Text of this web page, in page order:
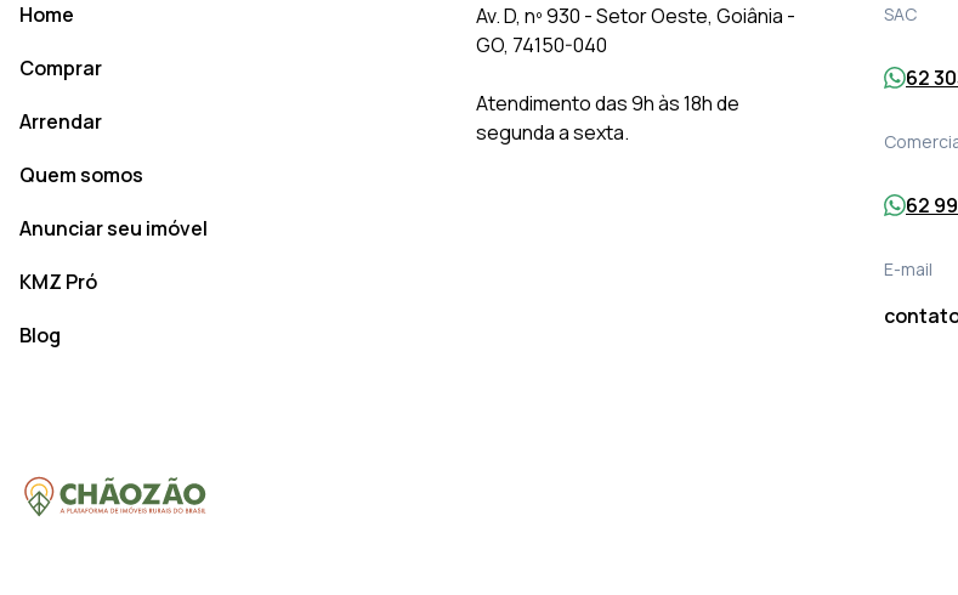
Home
Comprar
Arrendar
Quem somos
Anunciar seu imóvel
KMZ Pró
Blog
Av. D, nº 930 - Setor Oeste, Goiânia -
GO, 74150-040
Atendimento das 9h às 18h de
segunda a sexta.
SAC
62
62
E-mail